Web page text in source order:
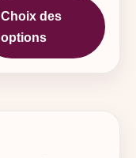
Choix des
options